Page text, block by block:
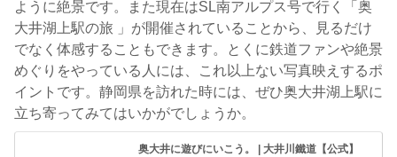
ように絶景です。また現在はSL南アルプス号で行く「奥
大井湖上駅の旅 」が開催されていることから、見るだけ
でなく体感することもできます。とくに鉄道ファンや絶景
めぐりをやっている人には、これ以上ない写真映えするポ
イントです。静岡県を訪れた時には、ぜひ奥大井湖上駅に
立ち寄ってみてはいかがでしょうか。
奥大井に遊びにいこう。 | 大井川鐵道【公式】